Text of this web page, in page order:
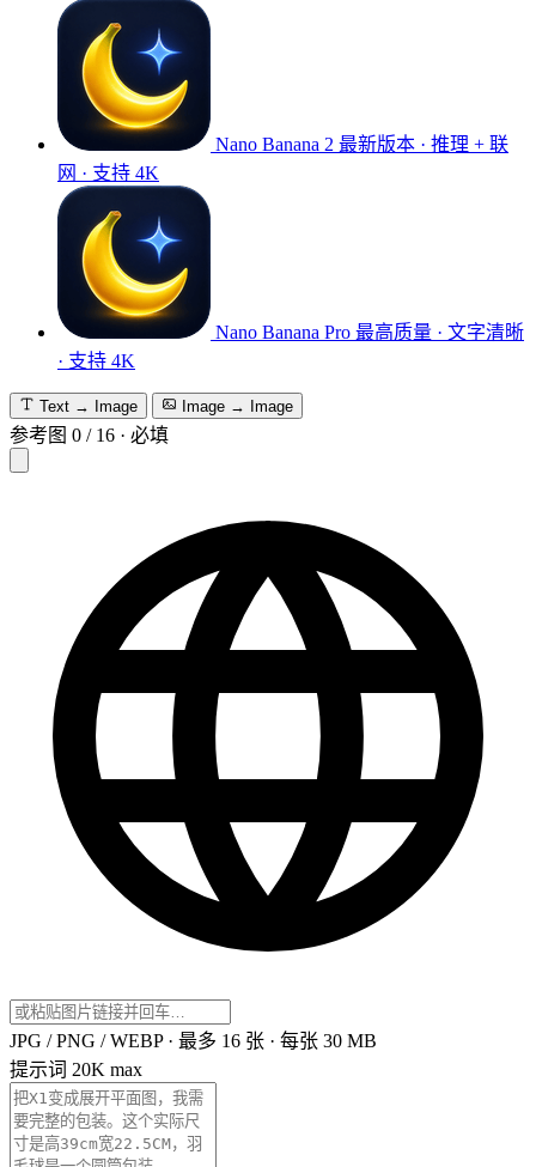
Nano Banana 2 最新版本 · 推理 + 联
网 · 支持 4K
Nano Banana Pro 最高质量 · 文字清晰
· 支持 4K
Text → Image Image → Image
参考图 0 / 16 · 必填
JPG / PNG / WEBP · 最多 16 张 · 每张 30 MB
提示词 20K max